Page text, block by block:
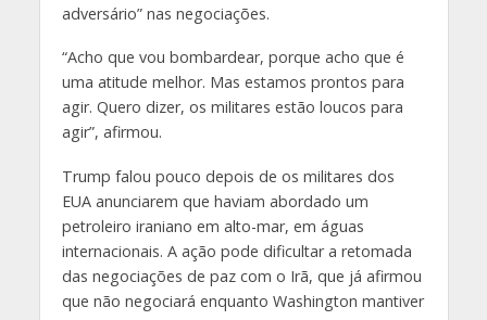
adversário” nas negociações.
“Acho que vou bombardear, porque acho que é
uma atitude melhor. Mas estamos prontos para
agir. Quero dizer, os militares estão loucos para
agir”, afirmou.
Trump falou pouco depois de os militares dos
EUA anunciarem que haviam abordado um
petroleiro iraniano em alto-mar, em águas
internacionais. A ação pode dificultar a retomada
das negociações de paz com o Irã, que já afirmou
que não negociará enquanto Washington mantiver